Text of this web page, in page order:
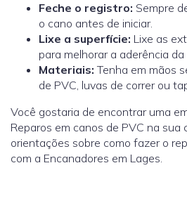
Feche o registro: Sempre
o cano antes de iniciar.
Lixe a superfície: Lixe as
para melhorar a aderência da
Materiais: Tenha em mãos
de PVC, luvas de correr ou
Você gostaria de encontrar uma
Reparos em canos de PVC na sua
orientações sobre como fazer o
com a Encanadores em Lages.